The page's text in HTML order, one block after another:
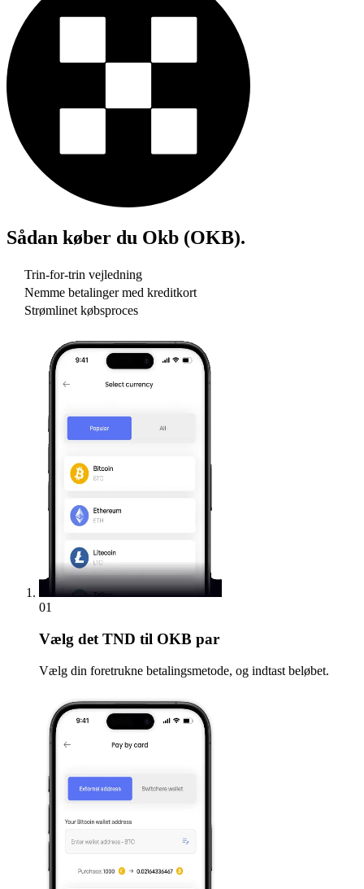
Sådan køber du Okb (OKB).
Trin-for-trin vejledning
Nemme betalinger med kreditkort
Strømlinet købsproces
01
Vælg det TND til OKB par
Vælg din foretrukne betalingsmetode, og indtast beløbet.